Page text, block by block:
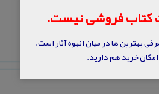
کتاب فروشی نیست.
بهترین ها در میان انبوه آثار است.
خرید هم دارید.